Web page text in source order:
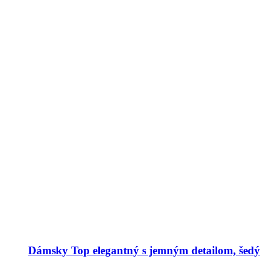
Dámsky Top elegantný s jemným detailom, šedý